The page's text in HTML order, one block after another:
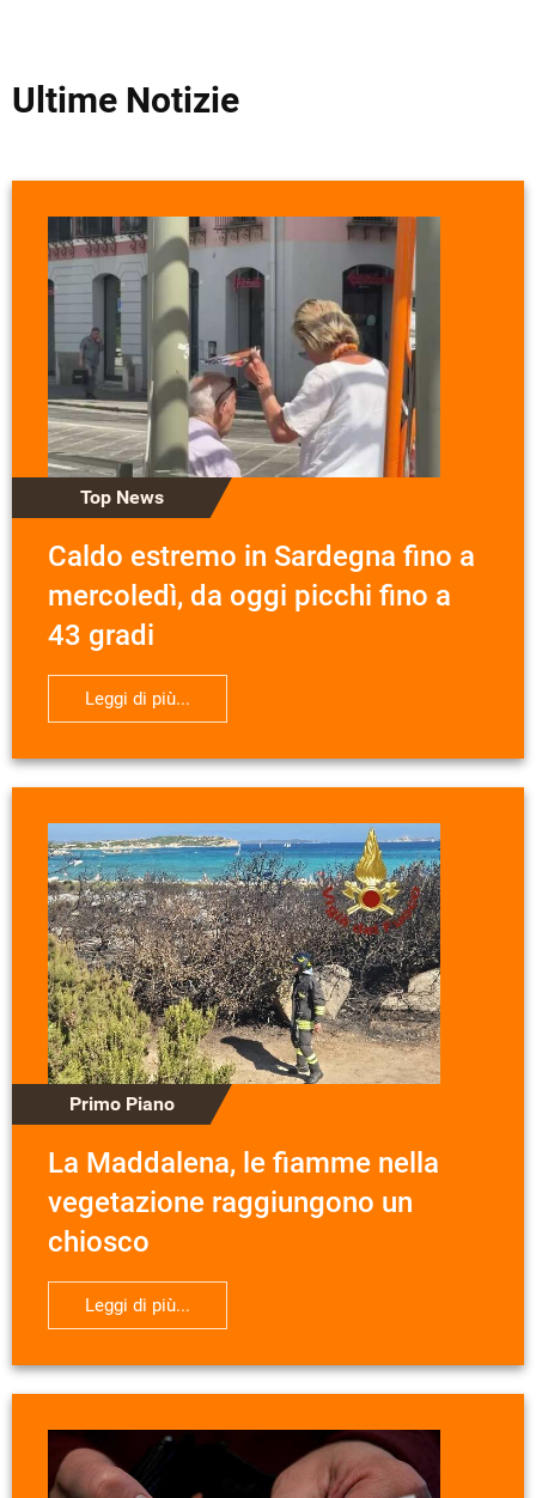
Ultime Notizie
Top News
Caldo estremo in Sardegna fino a
mercoledì, da oggi picchi fino a
43 gradi
Leggi di più...
Primo Piano
La Maddalena, le fiamme nella
vegetazione raggiungono un
chiosco
Leggi di più...